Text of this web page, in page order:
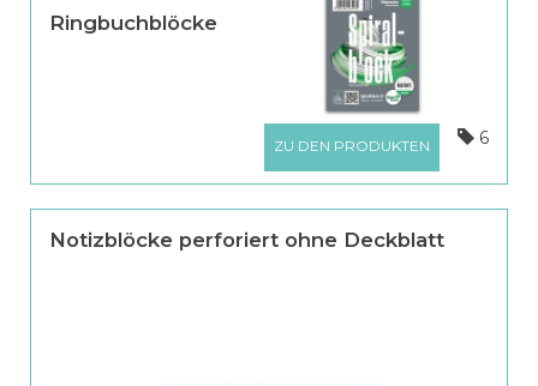
Ringbuchblöcke
ZU DEN PRODUKTEN 6
Notizblöcke perforiert ohne Deckblatt